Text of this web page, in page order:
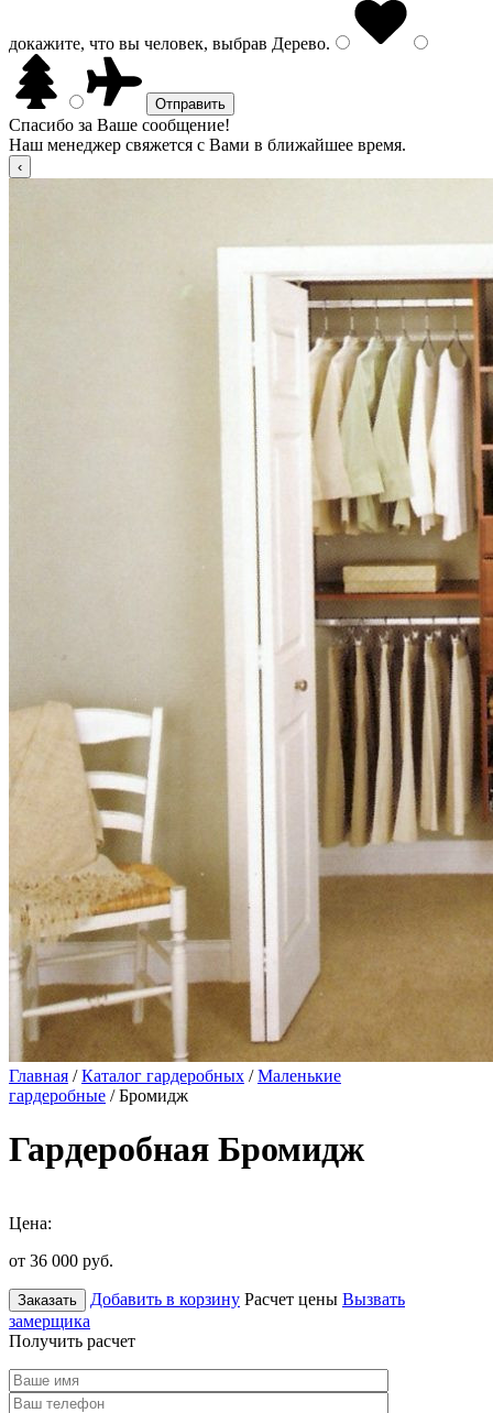
докажите, что вы человек, выбрав Дерево.
Спасибо за Ваше сообщение!
Наш менеджер свяжется с Вами в ближайшее время.
Главная /Каталог гардеробных /Маленькие
гардеробные / Бромидж
Гардеробная Бромидж
Цена:
от 36 000 руб.
Заказать Добавить в корзину Расчет цены Вызвать
замерщика
Получить расчет